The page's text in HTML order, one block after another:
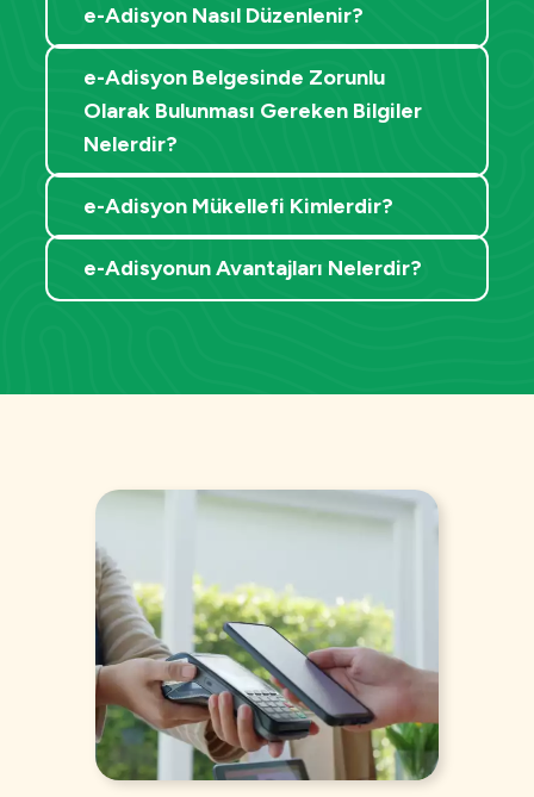
e-Adisyon Nasıl Düzenlenir?
e-Adisyon Belgesinde Zorunlu
Olarak Bulunması Gereken Bilgiler
Nelerdir?
e-Adisyon Mükellefi Kimlerdir?
e-Adisyonun Avantajları Nelerdir?